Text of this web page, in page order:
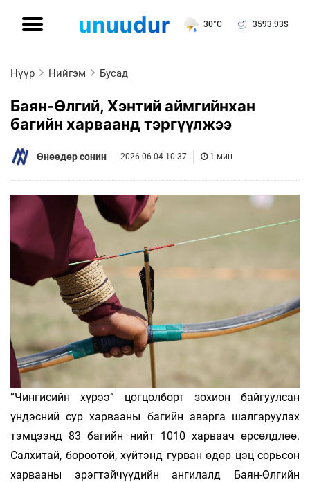
30°C 3593.93$
Нүүр Нийгэм Бусад
Баян-Өлгий, Хэнтий аймгийнхан
багийн харваанд тэргүүлжээ
Өнөөдөр сонин 2026-06-04 10:37 1 мин
“Чингисийн хүрээ” цогцолборт зохион байгуулсан
үндэсний сур харвааны багийн аварга шалгаруулах
тэмцээнд 83 багийн нийт 1010 харваач өрсөлдлөө.
Салхитай, бороотой, хүйтэнд гурван өдөр цэц сорьсон
харвааны эрэгтэйчүүдийн ангилалд Баян-Өлгийн